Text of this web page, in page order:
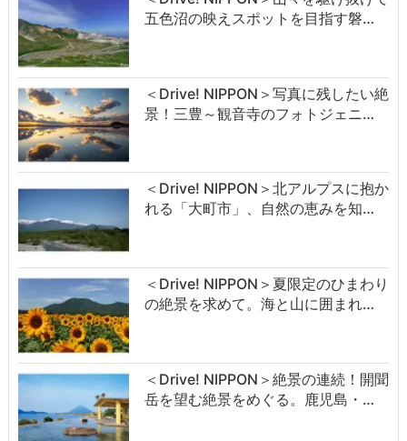
五色沼の映えスポットを目指す磐…
＜Drive! NIPPON＞写真に残したい絶
景！三豊～観音寺のフォトジェニ…
＜Drive! NIPPON＞北アルプスに抱か
れる「大町市」、自然の恵みを知…
＜Drive! NIPPON＞夏限定のひまわり
の絶景を求めて。海と山に囲まれ…
＜Drive! NIPPON＞絶景の連続！開聞
岳を望む絶景をめぐる。鹿児島・…